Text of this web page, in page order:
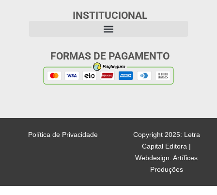
INSTITUCIONAL
FORMAS DE PAGAMENTO
Copyright 2025: Letra
Capital Editora |
Webdesign: Artífices
Produções
Política de Privacidade